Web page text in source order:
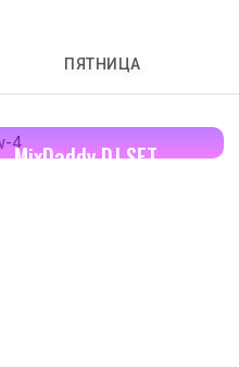
ПЯТНИЦА
MixDaddy DJ SET